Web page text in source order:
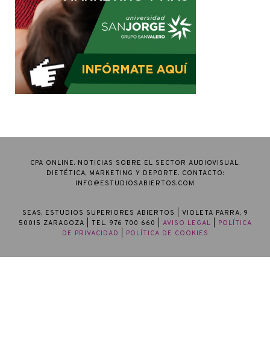
CPA ONLINE. NOTICIAS SOBRE EL SECTOR AUDIOVISUAL,
DIETÉTICA, MARKETING Y DEPORTE. CONTACTO:
INFO@ESTUDIOSABIERTOS.COM
SEAS, ESTUDIOS SUPERIORES ABIERTOS
| VIOLETA PARRA, 9
50015 ZARAGOZA | TEL. 976 700 660 | AVISO LEGAL
POLÍTICA
DE PRIVACIDAD
POLÍTICA DE COOKIES